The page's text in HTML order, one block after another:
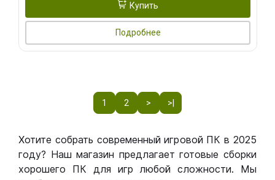
Купить
Подробнее
1 2 > >|
Хотите собрать современный игровой ПК в 2025
году? Наш магазин предлагает готовые сборки
хорошего ПК для игр любой сложности. Мы